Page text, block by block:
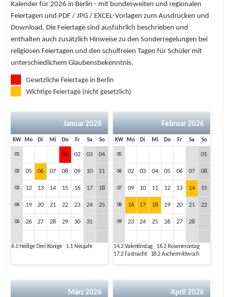
Kalender für 2026 in Berlin - mit bundesweiten und regionalen
Feiertagen und PDF / JPG / EXCEL-Vorlagen zum Ausdrucken und
Download. Die Feiertage sind ausführlich beschrieben und
enthalten auch zusätzlich Hinweise zu den Sonderregelungen bei
religiösen Feiertagen und den schulfreien Tagen für Schüler mit
unterschiedlichem Glaubensbekenntnis.
Gesetzliche Feiertage in Berlin
Wichtige Feiertage (nicht gesetzlich)
Januar 2026
KW Mo Di Mi Do Fr Sa So
01 01 02 03 04
02 05 06 07 08 09 10 11
03 12 13 14 15 16 17 18
04 19 20 21 22 23 24 25
05 26 27 28 29 30 31
6.1Heilige Drei Könige 1.1Neujahr
Februar 2026
KW Mo Di Mi Do Fr Sa So
05 01
06 02 03 04 05 06 07 08
07 09 10 11 12 13 14 15
08 16 17 18 19 20 21 22
09 23 24 25 26 27 28
14.2Valentinstag 16.2Rosenmontag
17.2Fastnacht 18.2Aschermittwoch
März 2026 April 2026